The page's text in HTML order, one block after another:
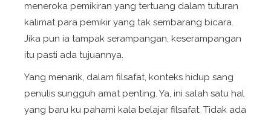
meneroka pemikiran yang tertuang dalam tuturan
kalimat para pemikir yang tak sembarang bicara.
Jika pun ia tampak serampangan, keserampangan
itu pasti ada tujuannya.
Yang menarik, dalam filsafat, konteks hidup sang
penulis sungguh amat penting. Ya, ini salah satu hal
yang baru ku pahami kala belajar filsafat. Tidak ada